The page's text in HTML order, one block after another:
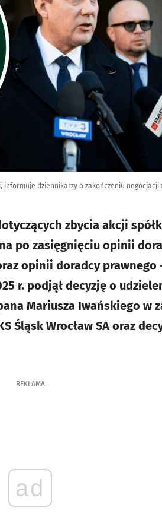
informuje dziennikarzy o zakończeniu
zbycia akcji
po zasięgnięciu opinii
opinii doradcy prawnego
r. podjął decyzję o
Mariusza Iwańskiego w
Śląsk Wrocław SA oraz
REKLAMA
ad